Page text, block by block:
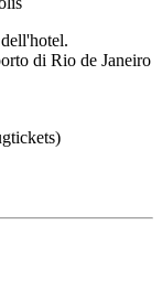
di Rio de Janeiro